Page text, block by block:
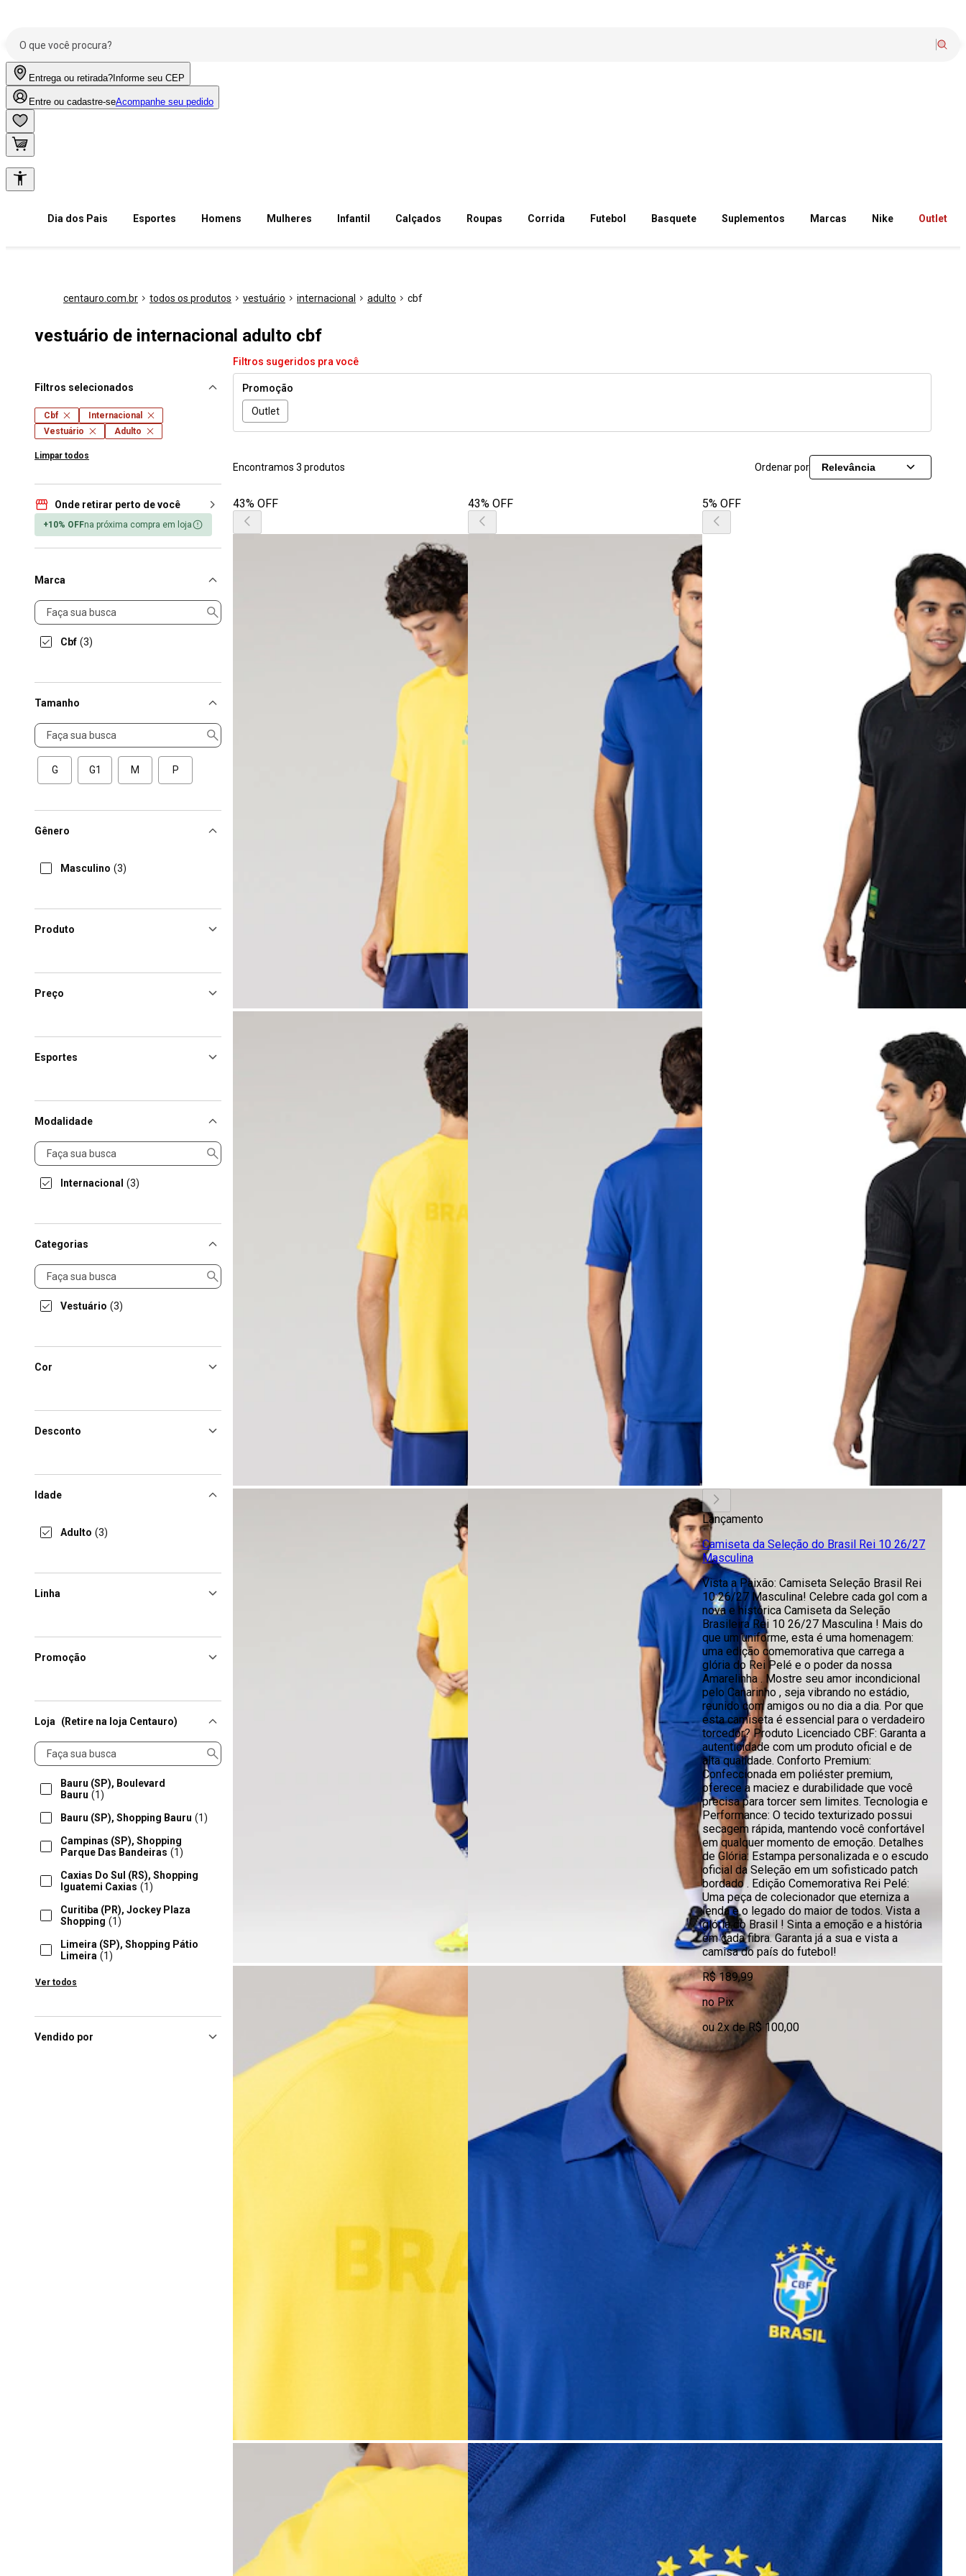
Entrega ou retirada? Informe seu CEP
Entre ou cadastre-seAcompanhe seu pedido
Dia dos Pais Esportes Homens Mulheres Infantil Calçados Roupas Corrida Futebol Basquete Suplementos Marcas Nike Outlet
centauro.com.br todos os produtos vestuário internacional adulto cbf
vestuário de internacional adulto cbf
Filtros selecionados
Cbf
Internacional
Vestuário
Adulto
Limpar todos
Onde retirar perto de você
+10% OFFna próxima compra em loja
Marca
Marca
Cbf (3)
Tamanho
Tamanho
G G1 M P
Gênero
Masculino (3)
Produto
Preço
Esportes
Modalidade
Modalidade
Internacional (3)
Categorias
Categorias
Vestuário (3)
Cor
Desconto
Idade
Adulto (3)
Linha
Promoção
Loja (Retire na loja Centauro)
Loja
Bauru (SP), Boulevard
Bauru (1)
Bauru (SP), Shopping Bauru (1)
Campinas (SP), Shopping
Parque Das Bandeiras (1)
Caxias Do Sul (RS), Shopping
Iguatemi Caxias (1)
Curitiba (PR), Jockey Plaza
Shopping (1)
Limeira (SP), Shopping Pátio
Limeira (1)
Pato Branco (PR), Pato Branco
Shopping
Ver todos
Vendido por
Filtros sugeridos pra você
Promoção
Outlet
Encontramos 3 produtos Ordenar por Relevância
43% OFF 43% OFF 5% OFF
Lançamento
Camiseta da Seleção do Brasil Rei 10 26/27
Masculina
Vista a Paixão: Camiseta Seleção Brasil Rei
10 26/27 Masculina! Celebre cada gol com a
nova e histórica Camiseta da Seleção
Brasileira Rei 10 26/27 Masculina ! Mais do
que um uniforme, esta é uma homenagem:
uma edição comemorativa que carrega a
glória do Rei Pelé e o poder da nossa
Amarelinha . Mostre seu amor incondicional
pelo Canarinho , seja vibrando no estádio,
reunido com amigos ou no dia a dia. Por que
esta camiseta é essencial para o verdadeiro
torcedor? Produto Licenciado CBF: Garanta a
autenticidade com um produto oficial e de
alta qualidade. Conforto Premium:
Confeccionada em poliéster premium,
oferece a maciez e durabilidade que você
precisa para torcer sem limites. Tecnologia e
Performance: O tecido texturizado possui
secagem rápida, mantendo você confortável
em qualquer momento de emoção. Detalhes
de Glória: Estampa personalizada e o escudo
oficial da Seleção em um sofisticado patch
bordado . Edição Comemorativa Rei Pelé:
Uma peça de colecionador que eterniza a
lenda e o legado do maior de todos. Vista a
glória do Brasil ! Sinta a emoção e a história
em cada fibra. Garanta já a sua e vista a
camisa do país do futebol!
R$ 189,99
no Pix
ou 2x de R$ 100,00